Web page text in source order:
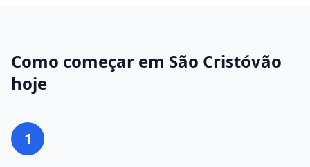
Como começar em São Cristóvão
hoje
1